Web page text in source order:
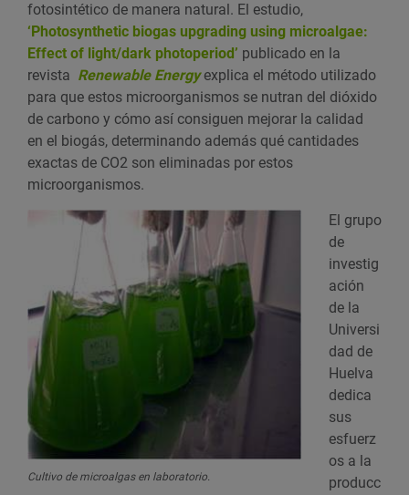
fotosintético de manera natural. El estudio,
‘Photosynthetic biogas upgrading using microalgae:
Effect of light/dark photoperiod’ publicado en la
revista Renewable Energyexplica el método utilizado
para que estos microorganismos se nutran del dióxido
de carbono y cómo así consiguen mejorar la calidad
en el biogás, determinando además qué cantidades
exactas de CO2 son eliminadas por estos
microorganismos.
Cultivo de microalgas en laboratorio.
El grupo
de
investig
ación
de la
Universi
dad de
Huelva
dedica
sus
esfuerz
os a la
producc